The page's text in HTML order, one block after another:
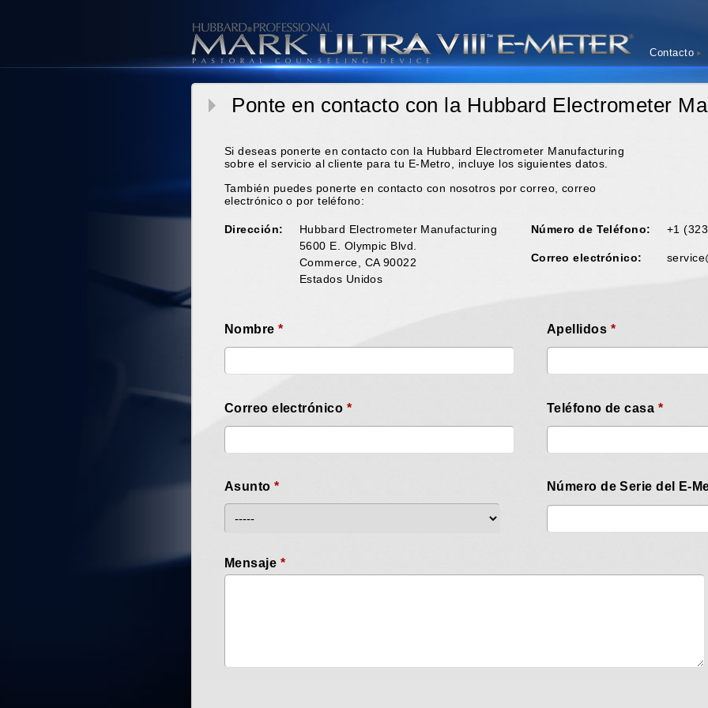
Contacto
Ponte en contacto con la Hubbard Electrometer
Si deseas ponerte en contacto con la Hubbard Electrometer Manufacturing
sobre el servicio al cliente para tu E-Metro, incluye los siguientes datos.
También puedes ponerte en contacto con nosotros por correo, correo
electrónico o por teléfono:
Dirección:
Hubbard Electrometer Manufacturing
5600 E. Olympic Blvd.
Commerce, CA 90022
Estados Unidos
Número de Teléfono: +1
Correo electrónico:
Nombre* Apellidos *
Correo electrónico * Teléfono de casa *
Asunto* Número de Serie del E-
Mensaje *